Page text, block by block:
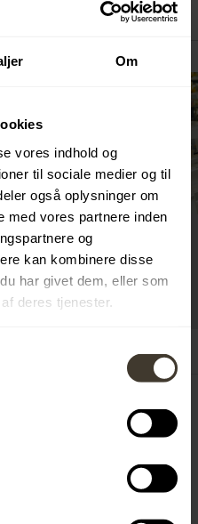
Om
vores indhold og
til sociale medier og til
også oplysninger om
med vores partnere inden
og
kan kombinere disse
har givet dem, eller som
deres tjenester.